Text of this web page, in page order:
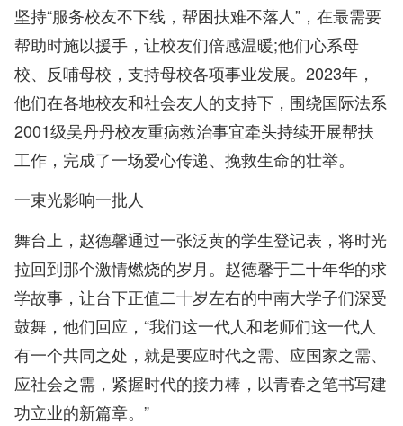
坚持“服务校友不下线，帮困扶难不落人”，在最需要
帮助时施以援手，让校友们倍感温暖;他们心系母
校、反哺母校，支持母校各项事业发展。2023年，
他们在各地校友和社会友人的支持下，围绕国际法系
2001级吴丹丹校友重病救治事宜牵头持续开展帮扶
工作，完成了一场爱心传递、挽救生命的壮举。
一束光影响一批人
舞台上，赵德馨通过一张泛黄的学生登记表，将时光
拉回到那个激情燃烧的岁月。赵德馨于二十年华的求
学故事，让台下正值二十岁左右的中南大学子们深受
鼓舞，他们回应，“我们这一代人和老师们这一代人
有一个共同之处，就是要应时代之需、应国家之需、
应社会之需，紧握时代的接力棒，以青春之笔书写建
功立业的新篇章。”